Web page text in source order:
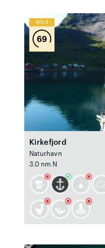
Wind
69
Kirkefjord
Naturhavn
3.0 nm N